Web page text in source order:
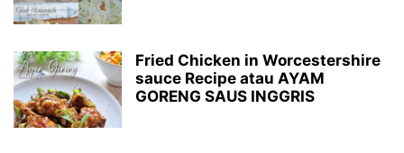
Fried Chicken in Worcestershire
sauce Recipe atau AYAM
GORENG SAUS INGGRIS